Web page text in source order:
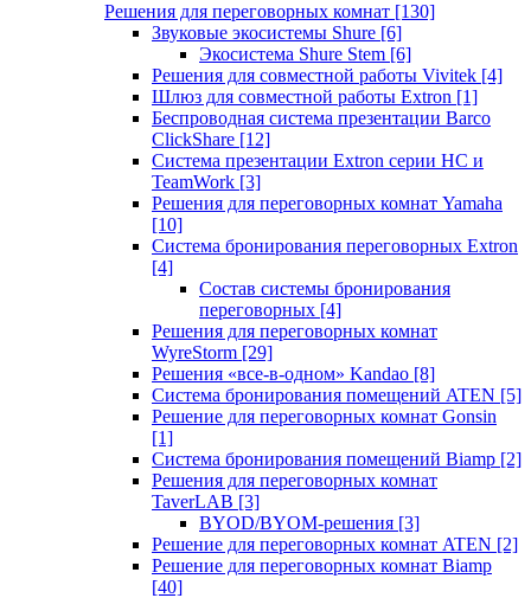
Решения для переговорных комнат [130]
Звуковые экосистемы Shure [6]
Экосистема Shure Stem [6]
Решения для совместной работы Vivitek [4]
Шлюз для совместной работы Extron [1]
Беспроводная система презентации Barco
ClickShare [12]
Система презентации Extron серии HC и
TeamWork [3]
Решения для переговорных комнат Yamaha
[10]
Система бронирования переговорных Extron
[4]
Состав системы бронирования
переговорных [4]
Решения для переговорных комнат
WyreStorm [29]
Решения «все-в-одном» Kandao [8]
Система бронирования помещений ATEN [5]
Решение для переговорных комнат Gonsin
[1]
Система бронирования помещений Biamp [2]
Решения для переговорных комнат
TaverLAB [3]
BYOD/BYOM-решения [3]
Решение для переговорных комнат ATEN [2]
Решение для переговорных комнат Biamp
[40]